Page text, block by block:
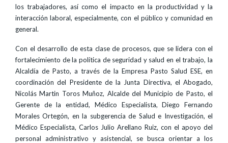
los trabajadores, así como el impacto en la productividad y la
interacción laboral, especialmente, con el público y comunidad en
general.
Con el desarrollo de esta clase de procesos, que se lidera con el
fortalecimiento de la política de seguridad y salud en el trabajo, la
Alcaldía de Pasto, a través de la Empresa Pasto Salud ESE, en
coordinación del Presidente de la Junta Directiva, el Abogado,
Nicolás Martin Toros Muñoz, Alcalde del Municipio de Pasto, el
Gerente de la entidad, Médico Especialista, Diego Fernando
Morales Ortegón, en la subgerencia de Salud e Investigación, el
Médico Especialista, Carlos Julio Arellano Ruiz, con el apoyo del
personal administrativo y asistencial, se busca orientar a los